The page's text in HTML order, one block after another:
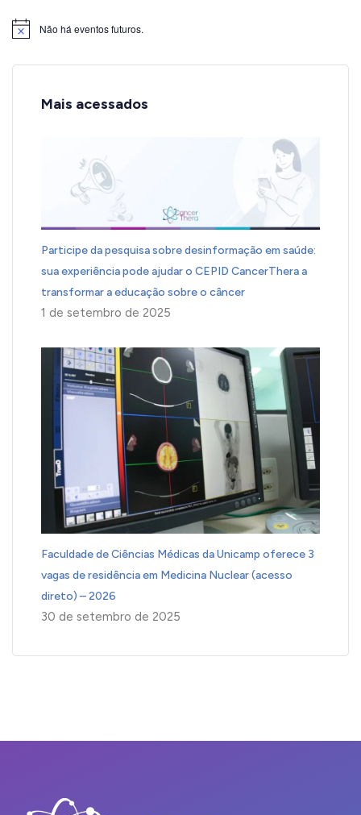
Notice Não há eventos futuros.
Mais acessados
Participe da pesquisa sobre desinformação em saúde:
sua experiência pode ajudar o CEPID CancerThera a
transformar a educação sobre o câncer
1 de setembro de 2025
Faculdade de Ciências Médicas da Unicamp oferece 3
vagas de residência em Medicina Nuclear (acesso
direto) – 2026
30 de setembro de 2025